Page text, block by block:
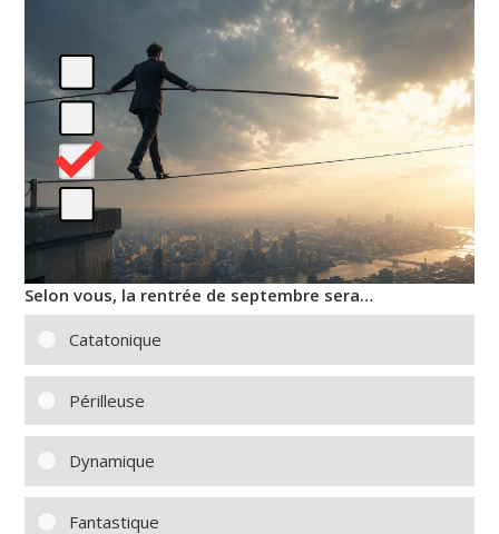
Selon vous, la rentrée de septembre sera…
Catatonique
Périlleuse
Dynamique
Fantastique